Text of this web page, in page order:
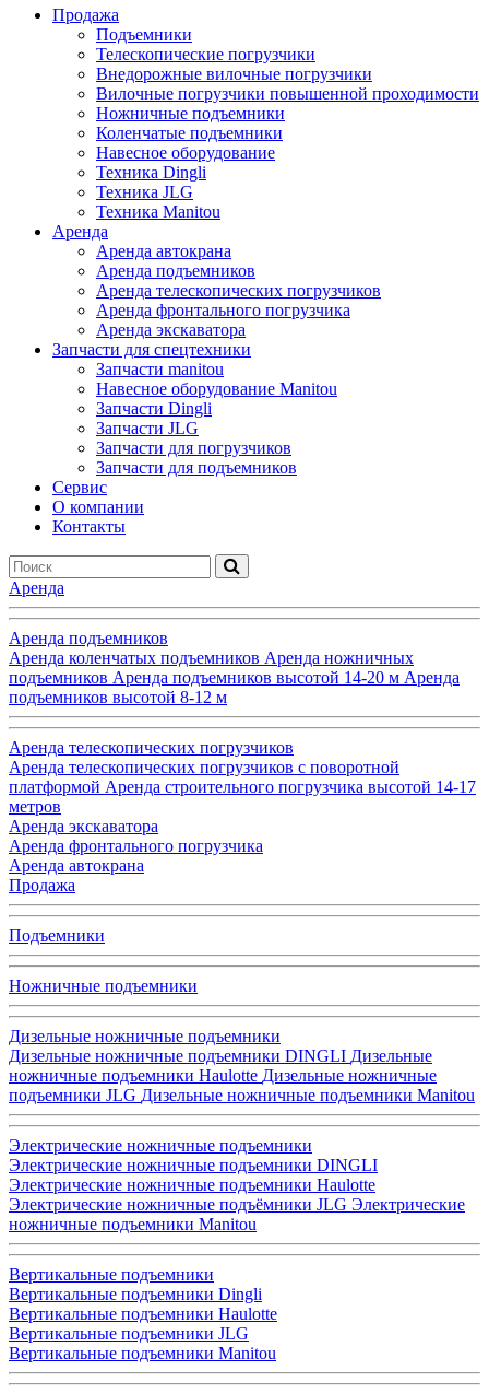
Продажа
Подъемники
Телескопические погрузчики
Внедорожные вилочные погрузчики
Вилочные погрузчики повышенной проходимости
Ножничные подъемники
Коленчатые подъемники
Навесное оборудование
Техника Dingli
Техника JLG
Техника Manitou
Аренда
Аренда автокрана
Аренда подъемников
Аренда телескопических погрузчиков
Аренда фронтального погрузчика
Аренда экскаватора
Запчасти для спецтехники
Запчасти manitou
Навесное оборудование Manitou
Запчасти Dingli
Запчасти JLG
Запчасти для погрузчиков
Запчасти для подъемников
Cервис
О компании
Контакты
Аренда
Аренда подъемников
Аренда коленчатых подъемников Аренда ножничных
подъемников Аренда подъемников высотой 14-20 м Аренда
подъемников высотой 8-12 м
Аренда телескопических погрузчиков
Аренда телескопических погрузчиков с поворотной
платформой Аренда строительного погрузчика высотой 14-17
метров
Аренда экскаватора
Аренда фронтального погрузчика
Аренда автокрана
Продажа
Подъемники
Ножничные подъемники
Дизельные ножничные подъемники
Дизельные ножничные подъемники DINGLI Дизельные
ножничные подъемники Haulotte Дизельные ножничные
подъемники JLG Дизельные ножничные подъемники Manitou
Электрические ножничные подъемники
Электрические ножничные подъемники DINGLI
Электрические ножничные подъемники Haulotte
Электрические ножничные подъёмники JLG Электрические
ножничные подъемники Manitou
Вертикальные подъемники
Вертикальные подъемники Dingli
Вертикальные подъемники Haulotte
Вертикальные подъемники JLG
Вертикальные подъемники Manitou